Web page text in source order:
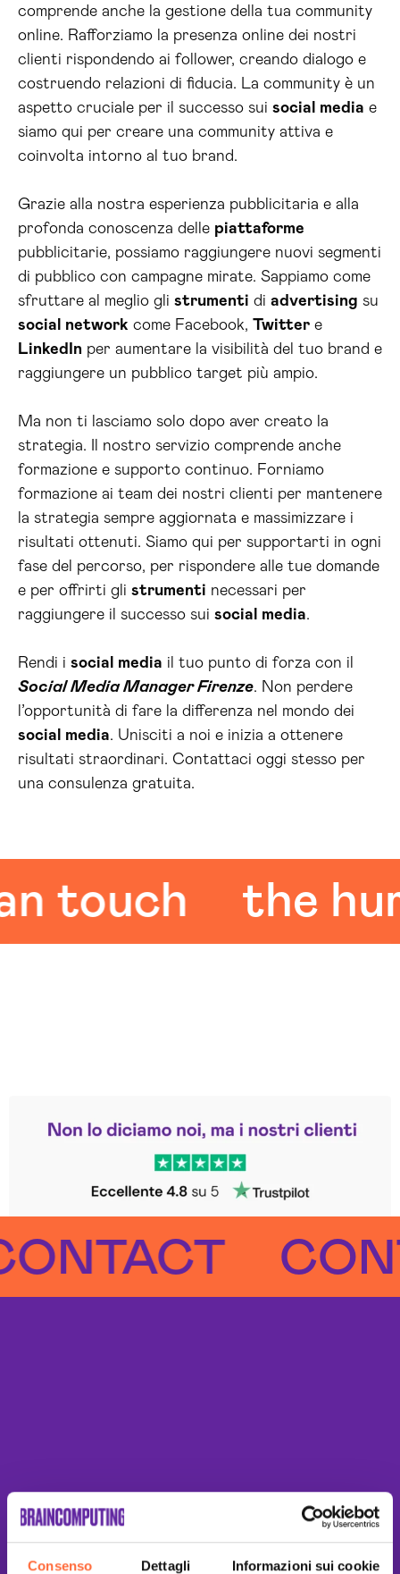
Consenso Dettagli Informazioni sui cookie
comprende anche la gestione della tua community
online. Rafforziamo la presenza online dei nostri
clienti rispondendo ai follower, creando dialogo e
costruendo relazioni di fiducia. La community è un
aspetto cruciale per il successo sui social media e
siamo qui per creare una community attiva e
coinvolta intorno al tuo brand.
Grazie alla nostra esperienza pubblicitaria e alla
profonda conoscenza delle piattaforme
pubblicitarie, possiamo raggiungere nuovi segmenti
di pubblico con campagne mirate. Sappiamo come
sfruttare al meglio gli strumenti di advertising su
social network come Facebook, Twitter e
LinkedIn per aumentare la visibilità del tuo brand e
raggiungere un pubblico target più ampio.
Ma non ti lasciamo solo dopo aver creato la
strategia. Il nostro servizio comprende anche
formazione e supporto continuo. Forniamo
formazione ai team dei nostri clienti per mantenere
la strategia sempre aggiornata e massimizzare i
risultati ottenuti. Siamo qui per supportarti in ogni
fase del percorso, per rispondere alle tue domande
e per offrirti gli strumenti necessari per
raggiungere il successo sui social media.
Rendi i social media il tuo punto di forza con il
Social Media Manager Firenze. Non perdere
l’opportunità di fare la differenza nel mondo dei
social media. Unisciti a noi e inizia a ottenere
risultati straordinari. Contattaci oggi stesso per
una consulenza gratuita.
the
Trustpilot